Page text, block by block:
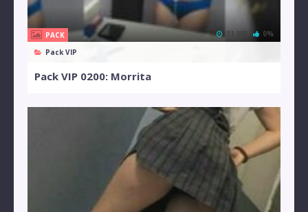
PACK
Pack VIP
11 MB 0%
Pack VIP 0200: Morrita